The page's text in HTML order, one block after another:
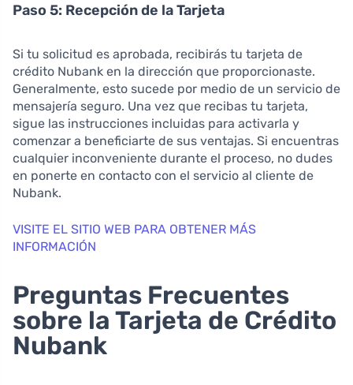
Paso 5: Recepción de la Tarjeta
Si tu solicitud es aprobada, recibirás tu tarjeta de
crédito Nubank en la dirección que proporcionaste.
Generalmente, esto sucede por medio de un servicio de
mensajería seguro. Una vez que recibas tu tarjeta,
sigue las instrucciones incluidas para activarla y
comenzar a beneficiarte de sus ventajas. Si encuentras
cualquier inconveniente durante el proceso, no dudes
en ponerte en contacto con el servicio al cliente de
Nubank.
VISITE EL SITIO WEB PARA OBTENER MÁS
INFORMACIÓN
Preguntas Frecuentes
sobre la Tarjeta de Crédito
Nubank